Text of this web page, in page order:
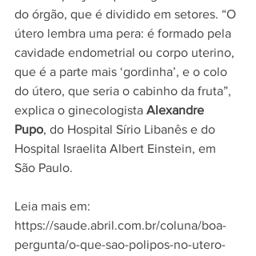
do órgão, que é dividido em setores. “O
útero lembra uma pera: é formado pela
cavidade endometrial ou corpo uterino,
que é a parte mais ‘gordinha’, e o colo
do útero, que seria o cabinho da fruta”,
explica o ginecologista Alexandre
Pupo, do Hospital Sírio Libanês e do
Hospital Israelita Albert Einstein, em
São Paulo.
Leia mais em:
https://saude.abril.com.br/coluna/boa-
pergunta/o-que-sao-polipos-no-utero-